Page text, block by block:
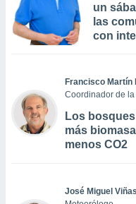
un
las
con
Francisco Martín
Coordinador de la
Los
más
menos CO2
José Miguel Viñas